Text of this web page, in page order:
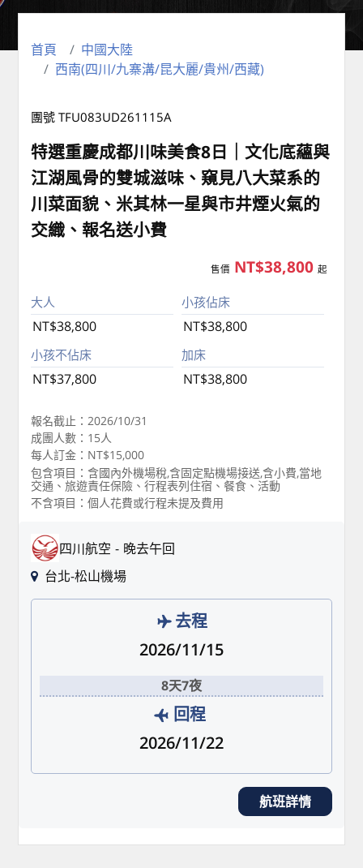
首頁
中國大陸
西南(四川/九寨溝/昆大麗/貴州/西藏)
團號 TFU083UD261115A
特選重慶成都川味美食8日｜文化底蘊與
江湖風骨的雙城滋味、窺見八大菜系的
川菜面貌、米其林一星與市井煙火氣的
交織、報名送小費
售價 NT$38,800 起
大人
NT$38,800
小孩佔床
NT$38,800
小孩不佔床
NT$37,800
加床
NT$38,800
報名截止：2026/10/31
成團人數：15人
每人訂金：NT$15,000
包含項目：含國內外機場稅,含固定點機場接送,含小費,當地
交通、旅遊責任保險、行程表列住宿、餐食、活動
不含項目：個人花費或行程未提及費用
四川航空
晚去午回
台北-松山機場
去程
2026/11/15
8天7夜
回程
2026/11/22
航班詳情